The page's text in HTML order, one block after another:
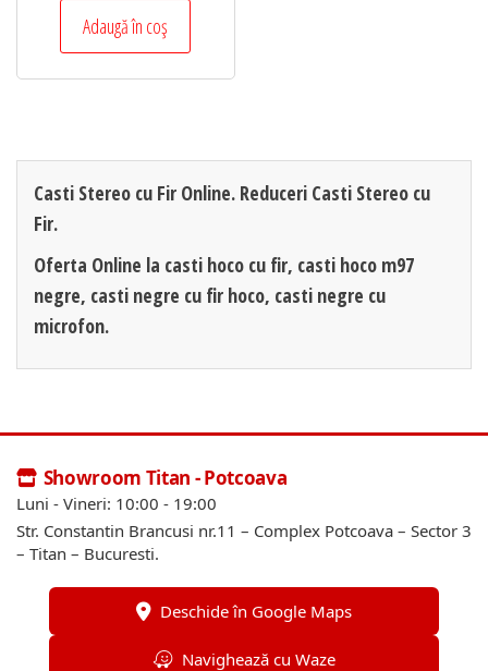
Adaugă în coș
Casti Stereo cu Fir Online. Reduceri Casti Stereo cu
Fir.
Oferta Online la casti hoco cu fir, casti hoco m97
negre, casti negre cu fir hoco, casti negre cu
microfon.
Showroom Titan - Potcoava
Luni - Vineri: 10:00 - 19:00
Str. Constantin Brancusi nr.11 – Complex Potcoava – Sector 3
– Titan – Bucuresti.
Deschide în Google Maps
Navighează cu Waze